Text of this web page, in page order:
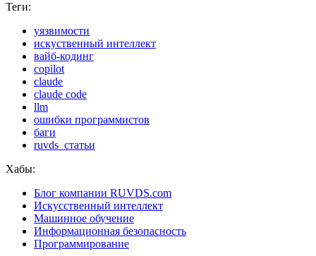
Теги:
уязвимости
искуственный интеллект
вайб-кодинг
copilot
claude
claude code
llm
ошибки программистов
баги
ruvds_статьи
Хабы:
Блог компании RUVDS.com
Искусственный интеллект
Машинное обучение
Информационная безопасность
Программирование